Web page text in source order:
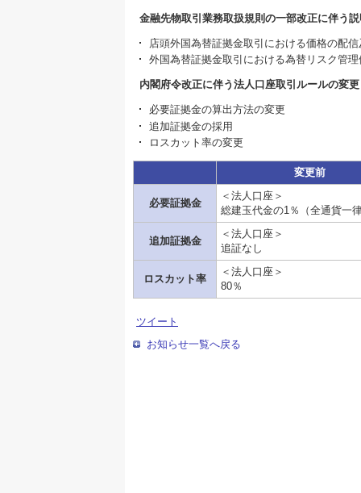
金融先物取引業務取扱規則の一部改正に伴う
店頭外国為替証拠金取引における価格の配
外国為替証拠金取引における為替リスク管
内閣府令改正に伴う法人口座取引ルールの変更
必要証拠金の算出方法の変更
追加証拠金の採用
ロスカット率の変更
変更前
必要証拠金
＜法人口座＞
総建玉代金の1％（全通貨一
追加証拠金
＜法人口座＞
追証なし
ロスカット率
＜法人口座＞
80％
ツイート
お知らせ一覧へ戻る